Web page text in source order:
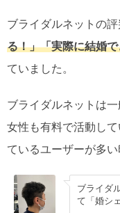
ブライダルネットの評
る！」「実際に結婚
ていました。
ブライダルネットは
女性も有料で活動し
ているユーザーが多い
ブライダ
て「婚シ